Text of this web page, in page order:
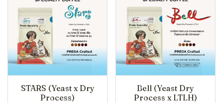
STARS (Yeast x Dry
Process)
Bell (Yeast Dry
Process x LTLH)